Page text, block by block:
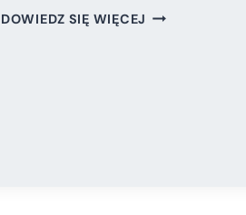
DOWIEDZ SIĘ WIĘCEJ ZAPROSZENIE